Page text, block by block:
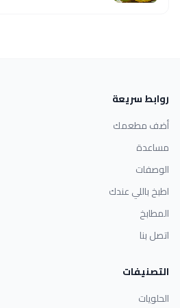
روابط سريعة
أضف مطعمك
مساعدة
الوصفات
اطبخ باللي عندك
المطابخ
اتصل بنا
التصنيفات
الحلويات